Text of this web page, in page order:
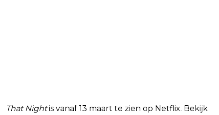
That Nightis vanaf 13 maart te zien op Netflix. Bekijk